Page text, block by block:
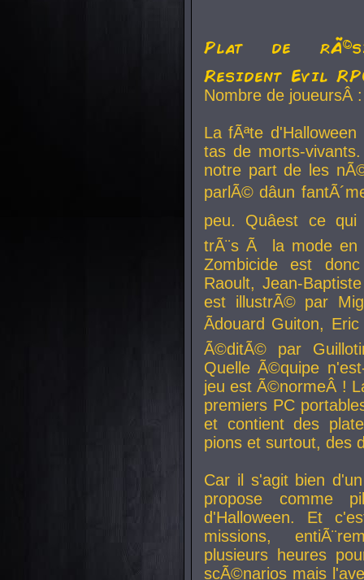
Plat de
Resident Evil
Nombre de
La fÃªte
tas de morts-
notre part de les
parlÃ© dâun
peu. Quâest ce
trÃ¨s Ã la mode en
Zombicide est
Raoult, Jean-
est illustrÃ© par
Ãdouard Guiton,
Ã©ditÃ© par
Quelle Ã©quipe
jeu est Ã©normeÂ !
premiers PC
et contient des
pions et surtout, des
Car il s'agit bien
propose comme
d'Halloween. Et
missions,
plusieurs heures
scÃ©narios mais